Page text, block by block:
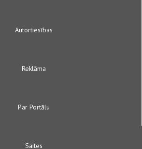
Autortiesības
Reklāma
Par Portālu
Saites